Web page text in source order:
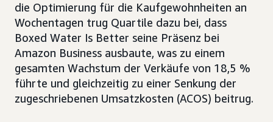
die Optimierung für die Kaufgewohnheiten an
Wochentagen trug Quartile dazu bei, dass
Boxed Water Is Better seine Präsenz bei
Amazon Business ausbaute, was zu einem
gesamten Wachstum der Verkäufe von 18,5 %
führte und gleichzeitig zu einer Senkung der
zugeschriebenen Umsatzkosten (ACOS) beitrug.